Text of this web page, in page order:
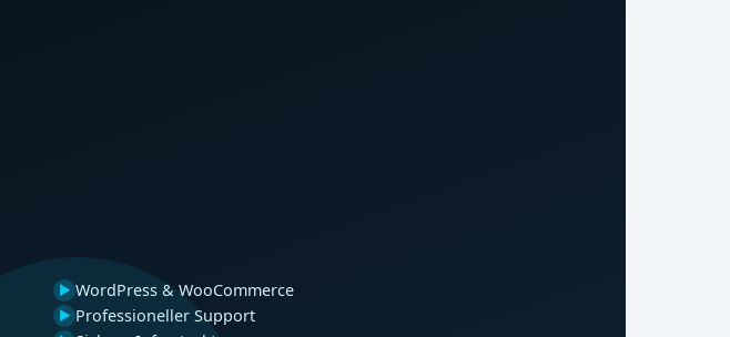
▶ WordPress & WooCommerce
▶ Professioneller Support